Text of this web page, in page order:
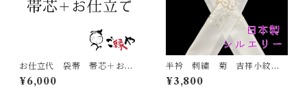
お仕立代 袋帯 帯芯＋お仕
立て
¥6,000
半衿 刺繍 菊 吉祥小紋
金 白地 シルエリー 新合
繊 日本製 刺繍衿 和装小
¥3,800